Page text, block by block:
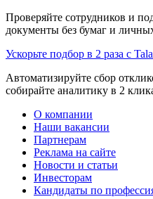
Проверяйте сотрудников и
документы без бумаг и
Ускорьте подбор в 2 раза с
Автоматизируйте сбор
собирайте аналитику в 2
О компании
Наши вакансии
Партнерам
Реклама на сайте
Новости и статьи
Инвесторам
Кандидаты по